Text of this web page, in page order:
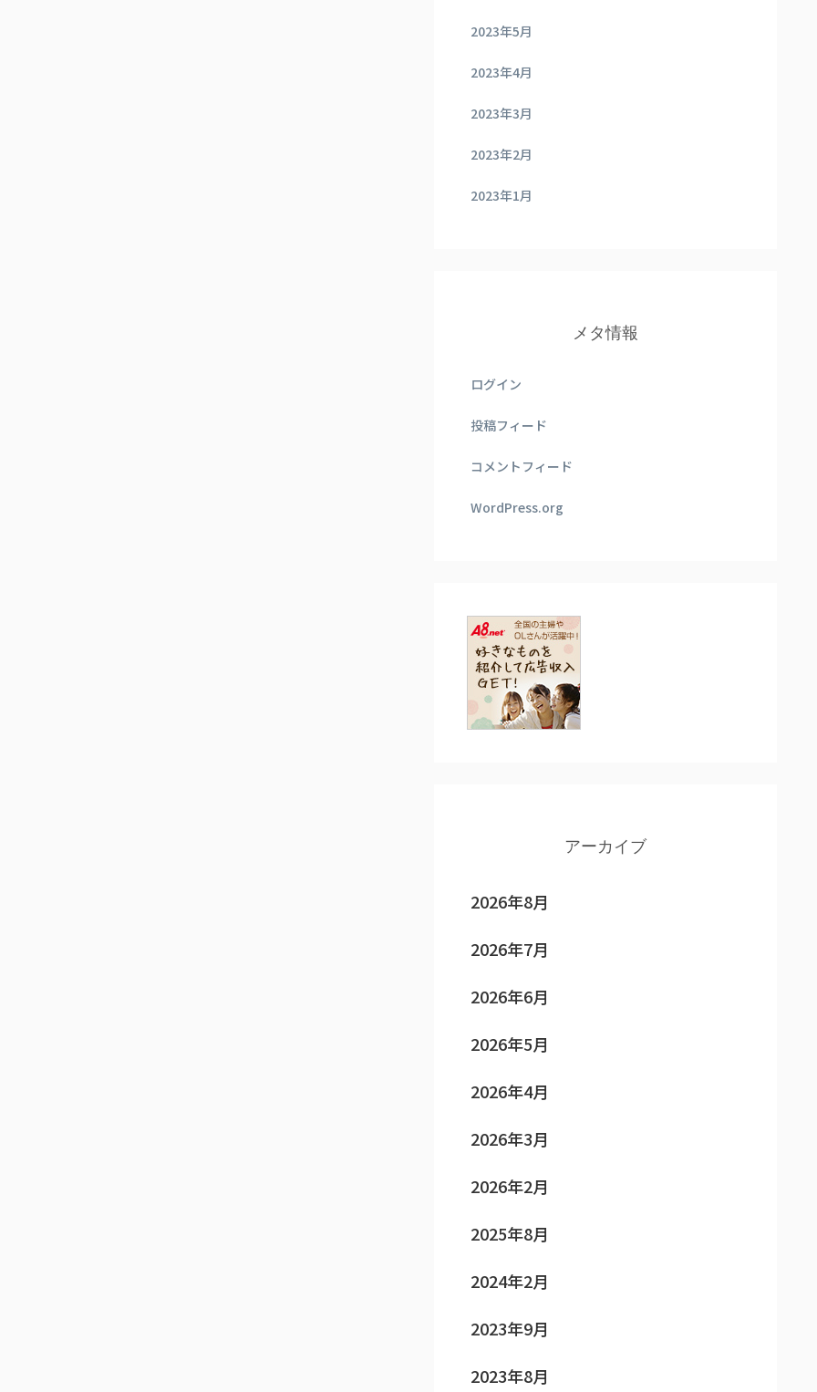
2023年5月
2023年4月
2023年3月
2023年2月
2023年1月
メタ情報
ログイン
投稿フィード
コメントフィード
WordPress.org
アーカイブ
2026年8月
2026年7月
2026年6月
2026年5月
2026年4月
2026年3月
2026年2月
2025年8月
2024年2月
2023年9月
2023年8月